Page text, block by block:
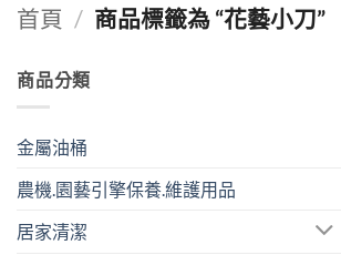
首頁 / 商品標籤為 “花藝小刀”
商品分類
金屬油桶
農機.園藝引擎保養.維護用品
居家清潔